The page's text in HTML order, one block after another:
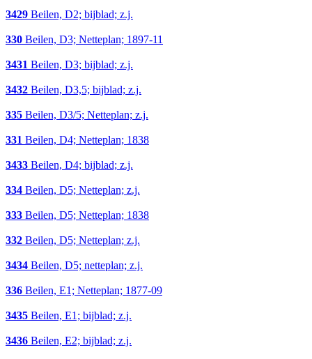
3429 Beilen, D2; bijblad; z.j.
330 Beilen, D3; Netteplan; 1897-11
3431 Beilen, D3; bijblad; z.j.
3432 Beilen, D3,5; bijblad; z.j.
335 Beilen, D3/5; Netteplan; z.j.
331 Beilen, D4; Netteplan; 1838
3433 Beilen, D4; bijblad; z.j.
334 Beilen, D5; Netteplan; z.j.
333 Beilen, D5; Netteplan; 1838
332 Beilen, D5; Netteplan; z.j.
3434 Beilen, D5; netteplan; z.j.
336 Beilen, E1; Netteplan; 1877-09
3435 Beilen, E1; bijblad; z.j.
3436 Beilen, E2; bijblad; z.j.